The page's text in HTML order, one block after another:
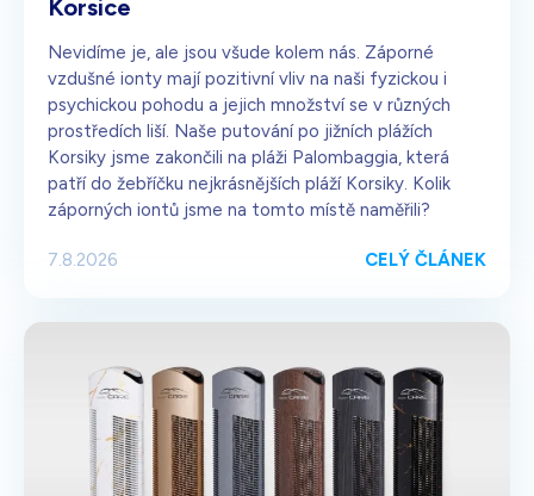
Korsice
Nevidíme je, ale jsou všude kolem nás. Záporné
vzdušné ionty mají pozitivní vliv na naši fyzickou i
psychickou pohodu a jejich množství se v různých
prostředích liší. Naše putování po jižních plážích
Korsiky jsme zakončili na pláži Palombaggia, která
patří do žebříčku nejkrásnějších pláží Korsiky. Kolik
záporných iontů jsme na tomto místě naměřili?
7.8.2026 CELÝ ČLÁNEK